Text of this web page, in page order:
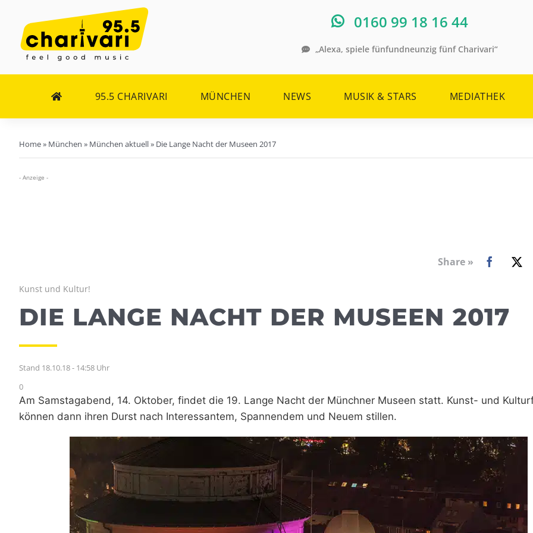
Inhalt
springen
0160 99 18 16 44
„Alexa, spiele fünfundneunzig fünf Charivari“
95.5 CHARIVARI MÜNCHEN NEWS MUSIK & STARS MEDIATHEK
Home» München » München aktuell» Die Lange Nacht der Museen 2017
- Anzeige -
Share »
Kunst und Kultur!
DIE LANGE NACHT DER MUSEEN 2017
Stand 18.10.18 - 14:58 Uhr
0
Am Samstagabend, 14. Oktober, findet die 19. Lange Nacht der Münchner Museen statt. Kunst- und
können dann ihren Durst nach Interessantem, Spannendem und Neuem stillen.